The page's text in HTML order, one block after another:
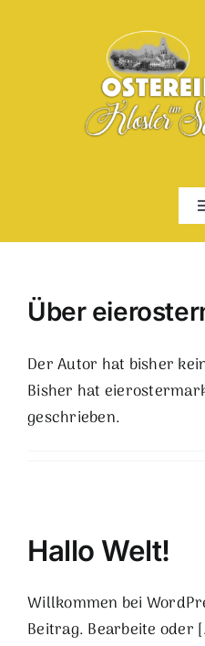
WEITERE
KONTAKT
Über
Der Autor hat bisher
Bisher hat
geschrieben.
Hallo Welt!
Willkommen bei
Beitrag. Bearbeite oder